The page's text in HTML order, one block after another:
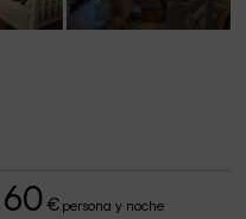
60 €persona y noche